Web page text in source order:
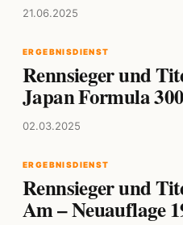
21.06.2025
ERGEBNISDIENST
Rennsieger und
Japan Formula
02.03.2025
ERGEBNISDIENST
Rennsieger und
Am – Neuauflage